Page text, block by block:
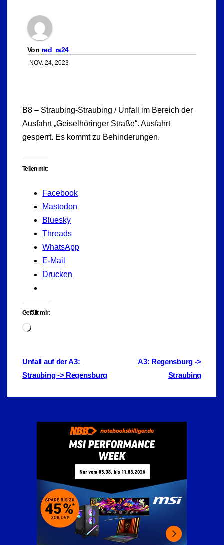
Von red_ra24
NOV. 24, 2023
B8 – Straubing-Straubing / Unfall im Bereich der
Ausfahrt „Geiselhöringer Straße“. Ausfahrt
gesperrt. Es kommt zu Behinderungen.
Teilen mit:
Facebook
Mastodon
Bluesky
Threads
WhatsApp
E-Mail
Drucken
Gefällt mir:
Wird
BeitragsnavigationA3: Regensburg ->
Straubing
Unfall auf der A3:
Straubing -> Regensburg